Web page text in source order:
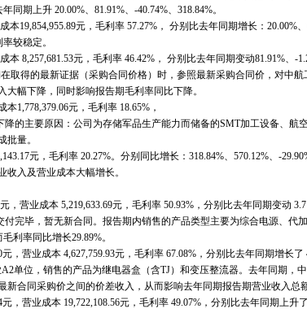
同期上升 20.00%、81.91%、-40.74%、318.84%。
元，毛利率 57.27%， 分别比去年同期增长：20.00%、
较稳定。
8,257,681.53元，毛利率 46.42%， 分别比去年同期变动81.91%、-
取得的最新证据（采购合同价格）时，参照最新采购合同价，对中航
幅下降，同时影响报告期毛利率同比下降。
1,778,379.06元，毛利率 18.65%，
的主要原因：公司为存储军品生产能力而储备的SMT加工设备、航
量。
元，毛利率 20.27%。分别同比增长：318.84%、570.12%、-
入及营业成本大幅增长。
营业成本 5,219,633.69元，毛利率 50.93%，分别比去年同期变动
完毕，暂无新合同。报告期内销售的产品类型主要为综合电源、代加
利率同比增长29.89%。
营业成本 4,627,759.93元，毛利率 67.08%，分别比去年同期增长了
单位，销售的产品为继电器盒（含TJ）和变压整流器。去年同期，
合同采购价之间的价差收入，从而影响去年同期报告期营业收入总额
营业成本 19,722,108.56元，毛利率 49.07%，分别比去年同期上升了